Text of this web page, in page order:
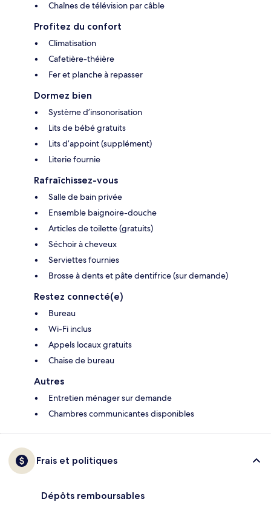
Chaînes de télévision par câble
Profitez du confort
Climatisation
Cafetière-théière
Fer et planche à repasser
Dormez bien
Système d’insonorisation
Lits de bébé gratuits
Lits d’appoint (supplément)
Literie fournie
Rafraîchissez-vous
Salle de bain privée
Ensemble baignoire-douche
Articles de toilette (gratuits)
Séchoir à cheveux
Serviettes fournies
Brosse à dents et pâte dentifrice (sur demande)
Restez connecté(e)
Bureau
Wi-Fi inclus
Appels locaux gratuits
Chaise de bureau
Autres
Entretien ménager sur demande
Chambres communicantes disponibles
Frais et politiques
Dépôts remboursables